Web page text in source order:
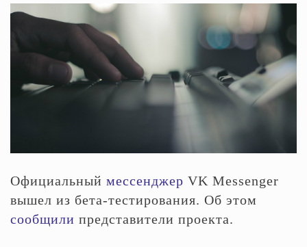
Официальный мессенджер VK Messenger
вышел из бета-тестирования. Об этом
сообщили представители проекта.